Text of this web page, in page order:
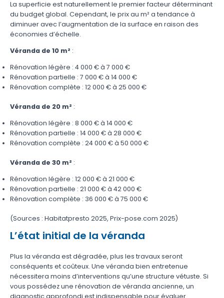
La superficie est naturellement le premier facteur déterminant
du budget global. Cependant, le prix au m² a tendance à
diminuer avec l’augmentation de la surface en raison des
économies d’échelle.
Véranda de 10 m² :
Rénovation légère : 4 000 € à 7 000 €
Rénovation partielle : 7 000 € à 14 000 €
Rénovation complète : 12 000 € à 25 000 €
Véranda de 20 m² :
Rénovation légère : 8 000 € à 14 000 €
Rénovation partielle : 14 000 € à 28 000 €
Rénovation complète : 24 000 € à 50 000 €
Véranda de 30 m² :
Rénovation légère : 12 000 € à 21 000 €
Rénovation partielle : 21 000 € à 42 000 €
Rénovation complète : 36 000 € à 75 000 €
(Sources : Habitatpresto 2025, Prix-pose.com 2025)
L’état initial de la véranda
Plus la véranda est dégradée, plus les travaux seront
conséquents et coûteux. Une véranda bien entretenue
nécessitera moins d’interventions qu’une structure vétuste. Si
vous possédez une rénovation de véranda ancienne, un